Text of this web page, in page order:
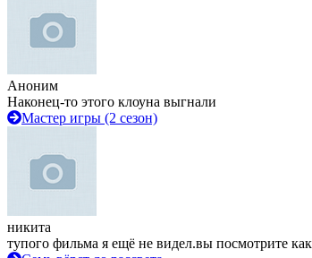
Аноним
Наконец-то этого клоуна выгнали
Мастер игры (2 сезон)
никита
тупого фильма я ещё не видел.вы посмотрите